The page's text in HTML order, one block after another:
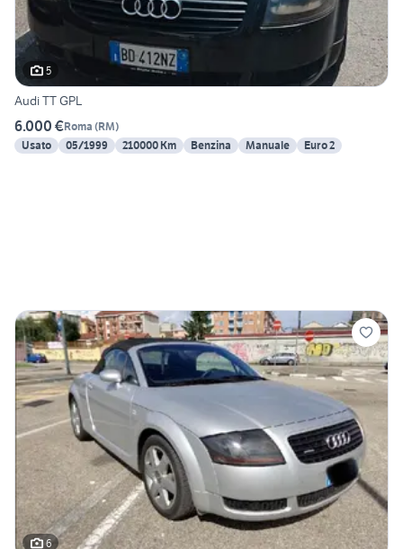
5
Audi TT GPL
6.000 €Roma (RM)
Usato
05/1999 210000 Km Benzina Manuale Euro 2
6